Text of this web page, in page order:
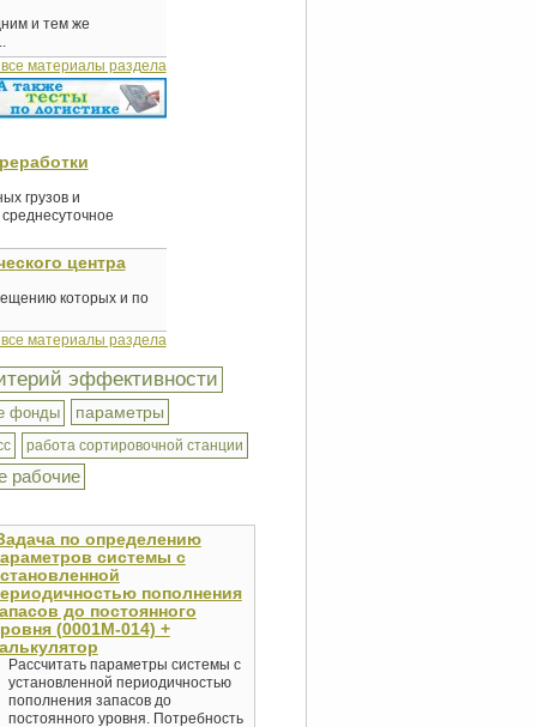
и тем же
материалы раздела
грузов и
центра
которых и по
материалы раздела
эффективности
фонды параметры
работа сортировочной станции
рабочие
по определению
системы с
пополнения
до постоянного
(0001М-014) +
Рассчитать параметры системы с
установленной периодичностью
пополнения запасов до
постоянного уровня. Потребность